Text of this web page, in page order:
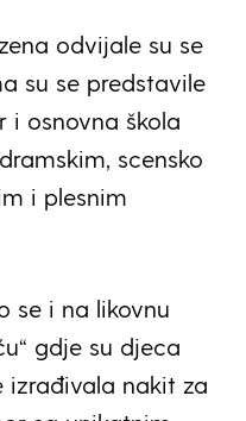
odvijale su se
su se predstavile
i osnovna škola
scensko
i plesnim
se i na likovnu
gdje su djeca
nakit za